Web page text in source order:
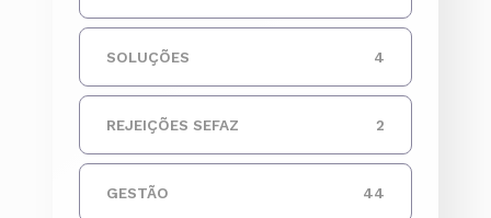
SOLUÇÕES 4
REJEIÇÕES SEFAZ 2
GESTÃO 44